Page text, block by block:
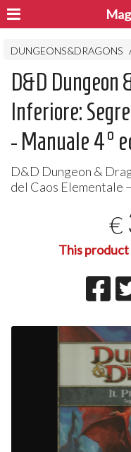
DUNGEONS&DRAGONS
D&D Dungeon
Inferiore:
- Manuale 4°
D&D Dungeon &
del Caos Elementale
€
This